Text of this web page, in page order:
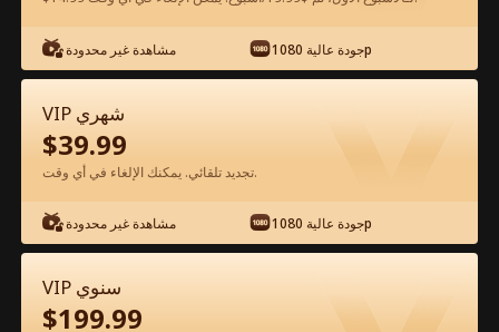
شاهد مجانًا في التطبيق
الحلقة 18 - السجّان الأعلى ينقذ عروسه
الصغيرة الفيلم كامل
مشاهدة غير محدودة جودة عالية 1080p
VIP شهري
$39.99
تجديد تلقائي. يمكنك الإلغاء في أي وقت.
مشاهدة غير محدودة جودة عالية 1080p
VIP سنوي
$199.99